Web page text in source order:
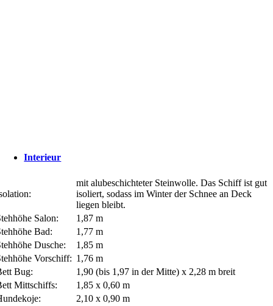
Interieur
mit alubeschichteter Steinwolle. Das Schiff ist gut
isoliert, sodass im Winter der Schnee an Deck
liegen bleibt.
Salon:
1,87 m
Bad:
1,77 m
Dusche:
1,85 m
Vorschiff: 1,76 m
Bug:
1,90 (bis 1,97 in der Mitte) x 2,28 m breit
Mittschiffs:
1,85 x 0,60 m
2,10 x 0,90 m